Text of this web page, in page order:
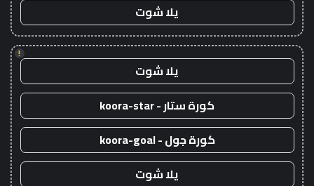
يلا شوت
!
يلا شوت
كورة ستار - koora-star
كورة جول - koora-goal
يلا شوت